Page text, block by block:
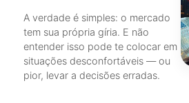
A verdade é simples: o mercado
tem sua própria gíria. E não
entender isso pode te colocar em
situações desconfortáveis — ou
pior, levar a decisões erradas.